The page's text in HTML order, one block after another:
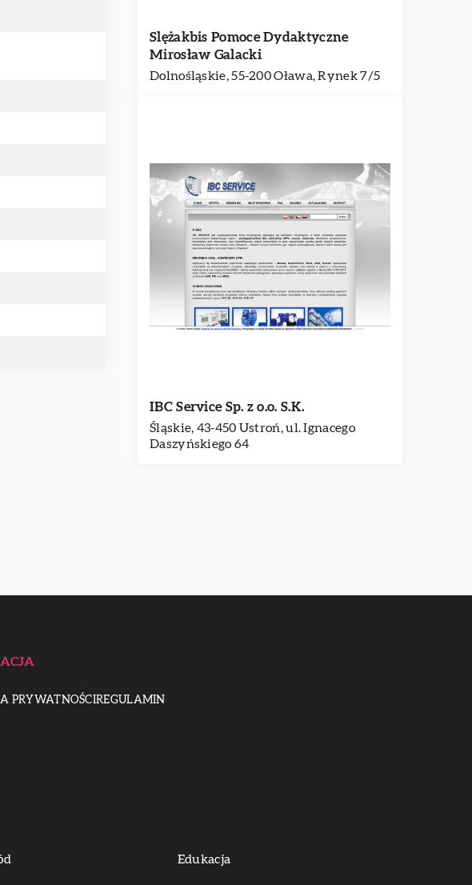
Slężakbis Pomoce Dydaktyczne
Mirosław Galacki
Dolnośląskie, 55-200 Oława, Rynek 7/5
IBC Service Sp. z o.o. S.K.
Śląskie, 43-450 Ustroń, ul. Ignacego
Daszyńskiego 64
PRYWATNOŚCIREGULAMIN
Edukacja